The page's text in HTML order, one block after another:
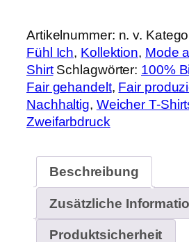
Shirt
in
Weiß
Menge
Artikelnummer: n. v.
Fühl Ich, Kollektion, Mode
Shirt Schlagwörter: 100%
Fair gehandelt, Fair
Nachhaltig, Weicher T-
Zweifarbdruck
Beschreibung
Zusätzliche
Produktsicherheit